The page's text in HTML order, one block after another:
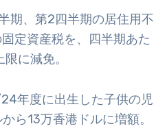
期、第2四半期の居住用不
定資産税を、四半期あた
に減免。
年度に出生した子供の児
ら13万香港ドルに増額。